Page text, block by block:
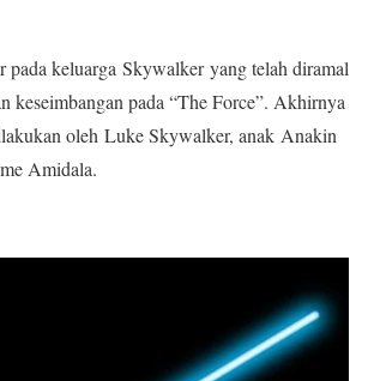
pada keluarga Skywalker yang telah diramal
keseimbangan pada “The Force”. Akhirnya
oleh Luke Skywalker, anak Anakin
Amidala.